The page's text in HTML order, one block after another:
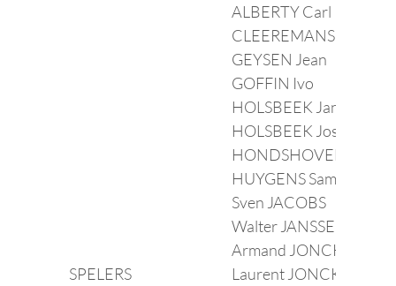
SPELERS
ALBERTY Carl
CLEEREMANS Yves
GEYSEN Jean
GOFFIN Ivo
HOLSBEEK Jan
HOLSBEEK Jos
HONDSHOVEN Roger
HUYGENS Sam
Sven JACOBS
Walter JANSSENS
Armand JONCKERS
Laurent JONCKERS